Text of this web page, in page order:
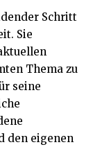
Schritt
Sie
Thema zu
seine
den eigenen